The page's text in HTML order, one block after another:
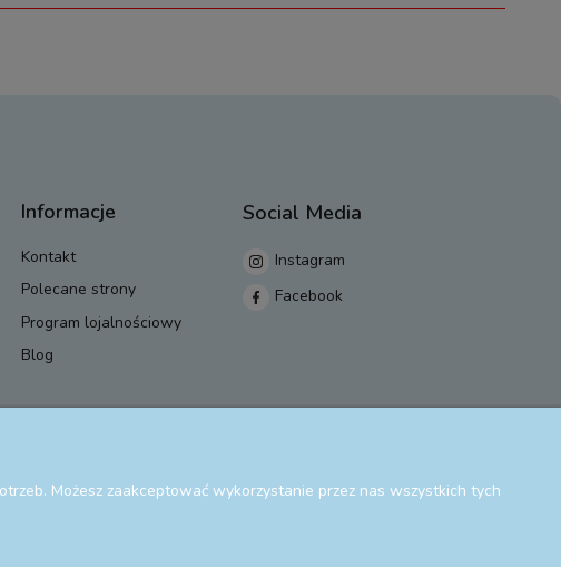
Informacje
Kontakt
Polecane strony
Program lojalnościowy
Blog
Social Media
Instagram
Facebook
Możesz zaakceptować wykorzystanie przez nas wszystkich tych